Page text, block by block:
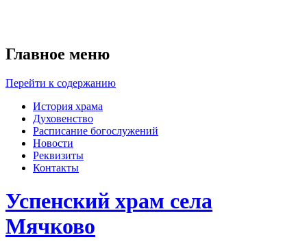
Главное меню
Перейти к содержанию
История храма
Духовенство
Расписание богослужений
Новости
Реквизиты
Контакты
Успенский храм села
Мячково